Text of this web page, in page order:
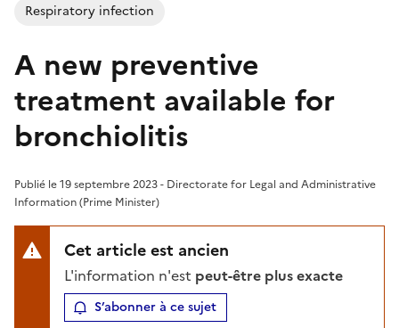
Respiratory infection
A new preventive
treatment available for
bronchiolitis
Publié le 19 septembre 2023 - Directorate for Legal and Administrative
Information (Prime Minister)
Cet article est ancien
L'information n'est peut-être plus exacte
S’abonner à ce sujet